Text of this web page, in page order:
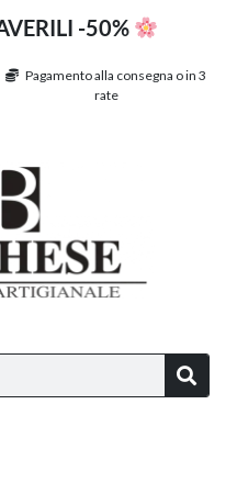
-50%
Pagamento alla consegna o in 3
rate